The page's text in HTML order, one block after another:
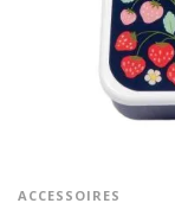
ACCESSOIRES